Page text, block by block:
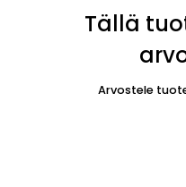
Tällä
Arvostele